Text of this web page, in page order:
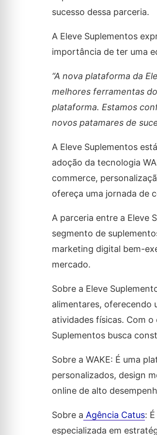
sucesso dessa parceria.
A Eleve Suplementos
importância de ter uma
“A nova plataforma da
melhores ferramentas
plataforma. Estamos
novos patamares de
A Eleve Suplementos
adoção da tecnologia
commerce,
ofereça uma jornada de
A parceria entre a Eleve
segmento de
marketing digital bem-
mercado.
Sobre a Eleve
alimentares, oferecendo
atividades físicas. Com
Suplementos busca
Sobre a WAKE: É uma
personalizados, design
online de alto
Sobre a Agência Catus:
especializada em